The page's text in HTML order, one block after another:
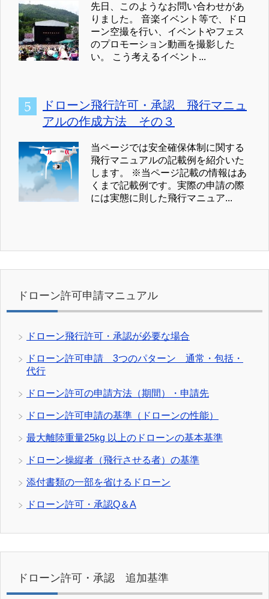
先日、このようなお問い合わせがあ
りました。 音楽イベント等で、ドロ
ーン空撮を行い、イベントやフェス
のプロモーション動画を撮影した
い。 こう考えるイベント...
ドローン飛行許可・承認 飛行マニュ
アルの作成方法 その３
当ページでは安全確保体制に関する
飛行マニュアルの記載例を紹介いた
します。 ※当ページ記載の情報はあ
くまで記載例です。実際の申請の際
には実態に則した飛行マニュア...
ドローン許可申請マニュアル
ドローン飛行許可・承認が必要な場合
ドローン許可申請 3つのパターン 通常・包括・
代行
ドローン許可の申請方法（期間）・申請先
ドローン許可申請の基準（ドローンの性能）
最大離陸重量25kg 以上のドローンの基本基準
ドローン操縦者（飛行させる者）の基準
添付書類の一部を省けるドローン
ドローン許可・承認Q＆A
ドローン許可・承認 追加基準